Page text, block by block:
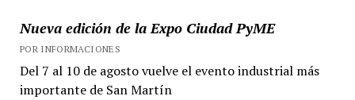
Nueva edición de la Expo Ciudad PyME
POR INFORMACIONES
Del 7 al 10 de agosto vuelve el evento industrial más
importante de San Martín